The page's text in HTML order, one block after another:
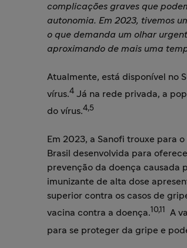
complicações graves que
autonomia. Em 2023, tivemos
o que demanda um olhar
aproximando de mais uma
Atualmente, está disponível no
vírus.4 Já na rede privada, a
do vírus.4,5
Em 2023, a Sanofi trouxe para
Brasil desenvolvida para
prevenção da doença causada
imunizante de alta dose
superior contra os casos de
vacina contra a doença.10,11
A
para se proteger da gripe e